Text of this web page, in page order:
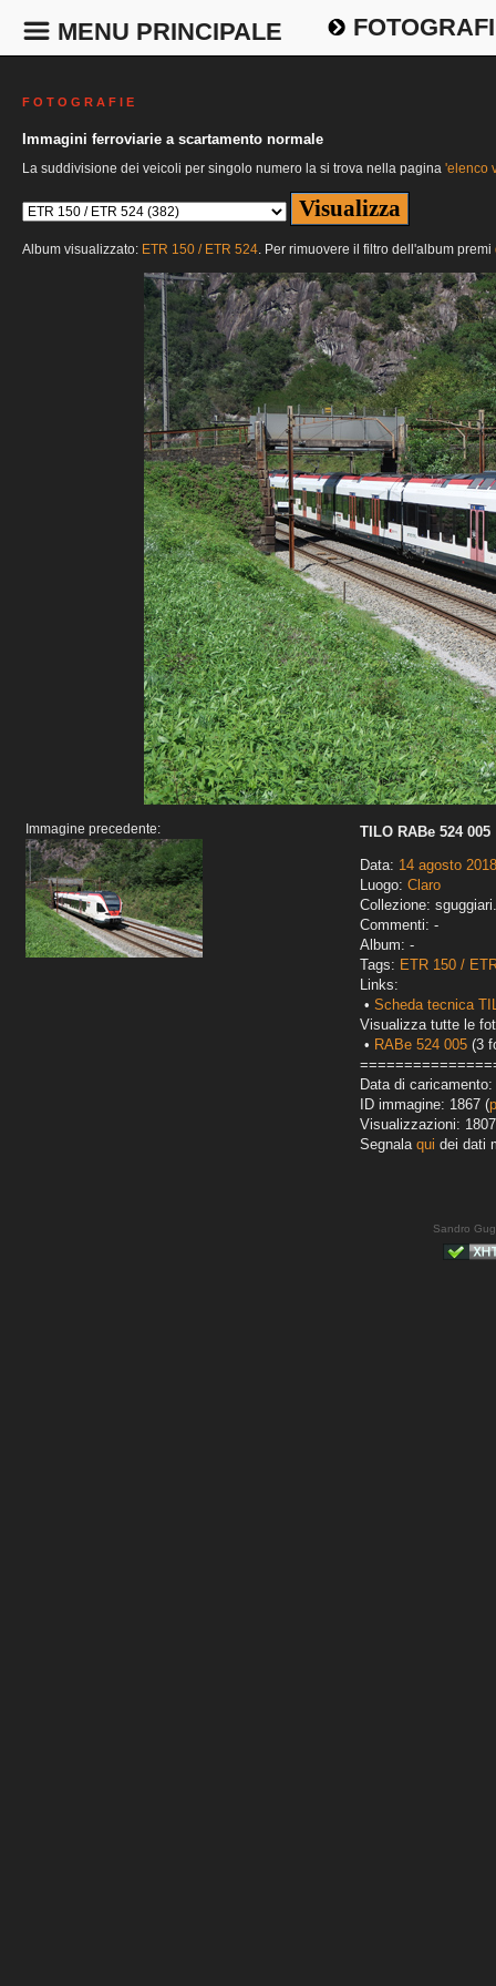
MENU PRINCIPALE
F O T O G R A F I E
Immagini ferroviarie a scartamento normale
La suddivisione dei veicoli per singolo numero la si trova nella pagina 'elenco
Album visualizzato: ETR 150 / ETR 524. Per rimuovere il filtro dell'album premi
Immagine precedente:
TILO RABe 524 005
Data: 14 agosto 2018
Luogo: Claro
Collezione:
Commenti: -
Album: -
Tags: ETR 150 /
Links:
• Scheda tecnica
Visualizza tutte le
• RABe 524 005 (3
Data di
ID immagine: 1867 (
Visualizzazioni: 1807
Segnala qui dei dati
Sandro